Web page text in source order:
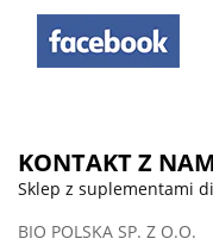
KONTAKT Z
Sklep z suplementami
BIO POLSKA SP. Z O.O.